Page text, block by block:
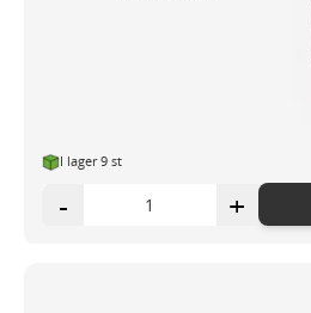
I lager 9 st
- +